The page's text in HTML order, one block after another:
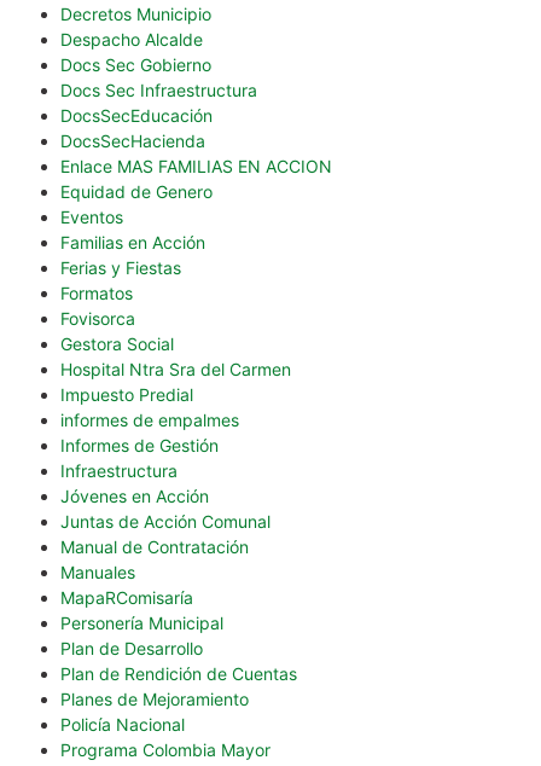
Decretos Municipio
Despacho Alcalde
Docs Sec Gobierno
Docs Sec Infraestructura
DocsSecEducación
DocsSecHacienda
Enlace MAS FAMILIAS EN ACCION
Equidad de Genero
Eventos
Familias en Acción
Ferias y Fiestas
Formatos
Fovisorca
Gestora Social
Hospital Ntra Sra del Carmen
Impuesto Predial
informes de empalmes
Informes de Gestión
Infraestructura
Jóvenes en Acción
Juntas de Acción Comunal
Manual de Contratación
Manuales
MapaRComisaría
Personería Municipal
Plan de Desarrollo
Plan de Rendición de Cuentas
Planes de Mejoramiento
Policía Nacional
Programa Colombia Mayor